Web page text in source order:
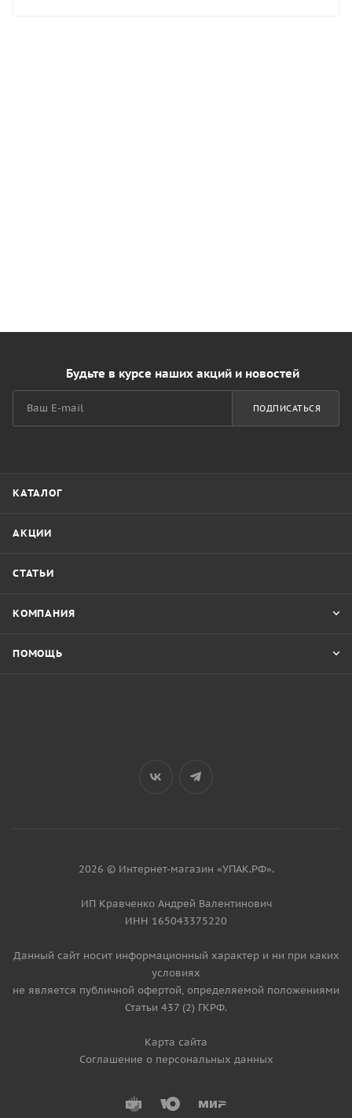
Будьте в курсе наших акций и новостей
ПОДПИСАТЬСЯ
КАТАЛОГ
АКЦИИ
СТАТЬИ
КОМПАНИЯ
ПОМОЩЬ
2026 © Интернет-магазин «УПАК.РФ».
ИП Кравченко Андрей Валентинович
ИНН 165043375220
Данный сайт носит информационный характер и ни при каких
условиях
не является публичной офертой, определяемой положениями
Статьи 437 (2) ГКРФ.
Карта сайта
Соглашение о персональных данных